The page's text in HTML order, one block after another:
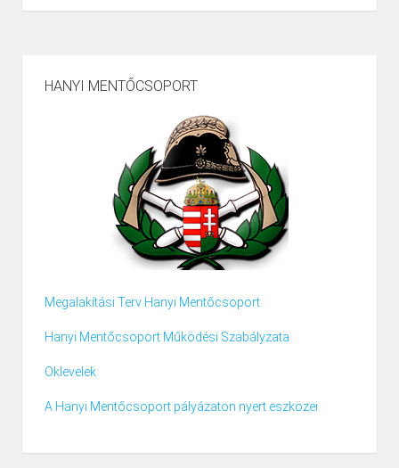
HANYI MENTŐCSOPORT
Megalakítási Terv Hanyi Mentőcsoport
Hanyi Mentőcsoport Működési Szabályzata
Oklevelek
A Hanyi Mentőcsoport pályázaton nyert eszközei